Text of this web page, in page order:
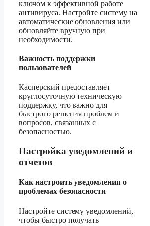
ключом к эффективной работе
антивируса. Настройте систему на
автоматические обновления или
обновляйте вручную при
необходимости.
Важность поддержки
пользователей
Касперский предоставляет
круглосуточную техническую
поддержку, что важно для
быстрого решения проблем и
вопросов, связанных с
безопасностью.
Настройка уведомлений и
отчетов
Как настроить уведомления о
проблемах безопасности
Настройте систему уведомлений,
чтобы быстро получать